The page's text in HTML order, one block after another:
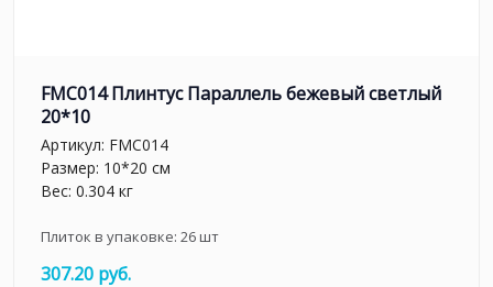
FMC014 Плинтус Параллель бежевый светлый
20*10
Артикул: FMC014
Размер: 10*20 см
Вес: 0.304 кг
Плиток в упаковке: 26шт
307.20 руб.